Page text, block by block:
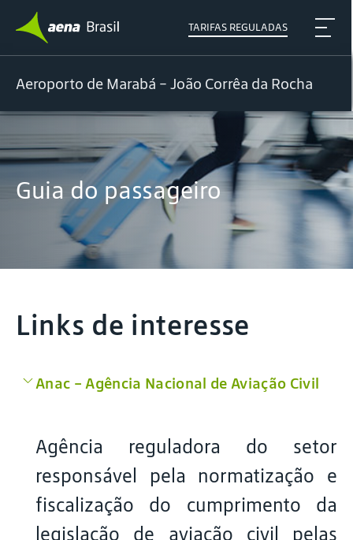
TARIFAS REGULADAS
Aeroporto de Marabá - João Corrêa da Rocha
Guia do passageiro
Links de interesse
Anac – Agência Nacional de Aviação Civil
Agência reguladora do setor
responsável pela normatização e
fiscalização do cumprimento da
legislação de aviação civil pelas